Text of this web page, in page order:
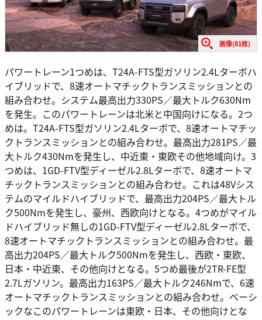
画像(81枚)
パワートレーン1つめは、T24A-FTS型ガソリン2.4Lターボハ
イブリッドで、8速オートマチックトランスミッションとの
組み合わせ。システム最高出力330PS／最大トルク630Nm
を発生。このパワートレーンは北米と中国向けになる。2つ
めは。T24A-FTS型ガソリン2.4Lターボで、8速オートマチッ
クトランスミッションとの組み合わせ。最高出力281PS／最
大トルク430Nmを発生し、中近東・東欧その他地域向け。3
つめは、1GD-FTV型ディーゼル2.8Lターボで、8速オートマ
チックトランスミッションとの組み合わせ。これは48Vシス
テムのマイルドハイブリッドで、最高出力204PS／最大トル
ク500Nmを発生し、豪州、西欧向けとなる。4つめがマイル
ドハイブリッド無しの1GD-FTV型ディーゼル2.8Lターボで、
8速オートマチックトランスミッションとの組み合わせ。最
高出力204PS／最大トルク500Nmを発生し、西欧・東欧、
日本・中近東、その他向けとなる。5つめ最後が2TR-FE型
2.7Lガソリン。最高出力163PS／最大トルク246Nmで、6速
オートマチックトランスミッションとの組み合わせ。ベーシ
ックなこのパワートレーンは東欧・日本、その他向けとな